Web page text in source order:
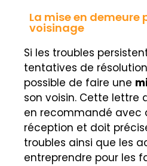
La mise en demeure
voisinage
Si les troubles
tentatives de
possible de faire une
son voisin. Cette lettre
en recommandé avec
réception et doit
troubles ainsi que les
entreprendre pour les